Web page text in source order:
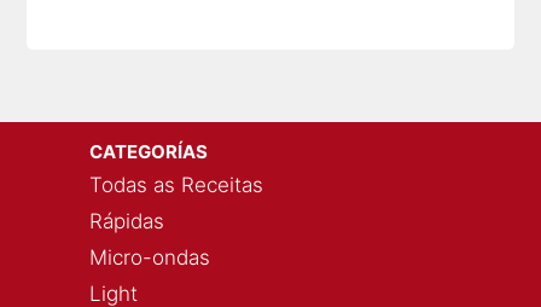
CATEGORÍAS
Todas as Receitas
Rápidas
Micro-ondas
Light